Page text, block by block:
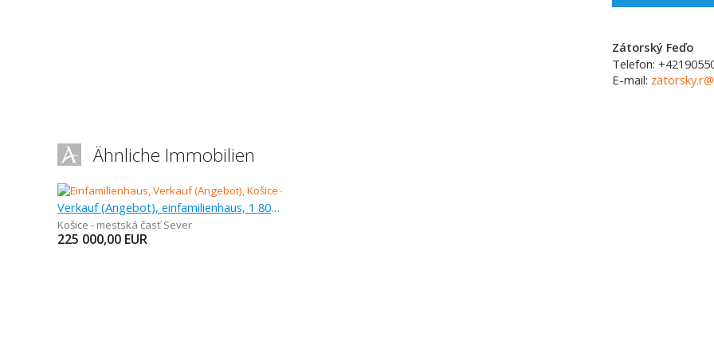
Zátorský Feďo
Telefon:
E-mail:
Ähnliche Immobilien
Verkauf (Angebot), einfamilienhaus, 1 800 m
Košice - mestská časť Sever
225 000,00 EUR